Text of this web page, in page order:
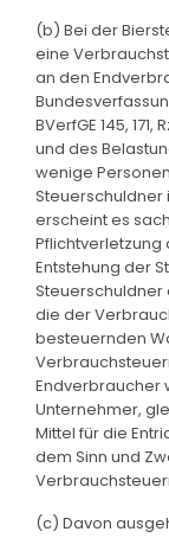
(b) Bei der
eine
an den
BVerfGE 145,
und des
wenige
Steuerschuldner
erscheint es
Pflichtverletzung
Entstehung der
Steuerschuldner
die der
besteuernden
Endverbraucher
Unternehmer,
Mittel für die
dem Sinn und
(c) Davon